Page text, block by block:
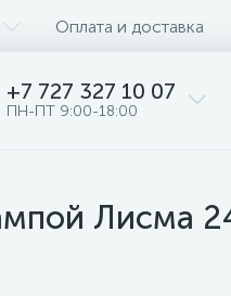
Оплата и доставка
+7 727 327 10 07
ПН-ПТ 9:00-18:00
Лисма